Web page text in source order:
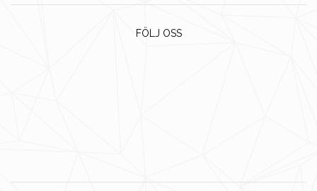
FÖLJ OSS